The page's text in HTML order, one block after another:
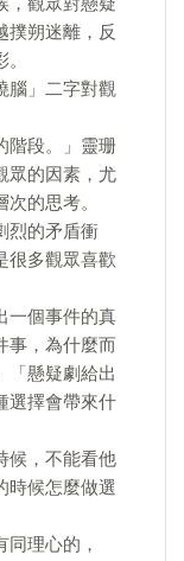
撲朔迷離，反
腦」二字對觀
階段。」靈珊
眾的因素，尤
的思考。
烈的矛盾衝
很多觀眾喜歡
一個事件的真
事，為什麼而
「懸疑劇給出
選擇會帶來什
候，不能看他
時候怎麼做選
理心的，